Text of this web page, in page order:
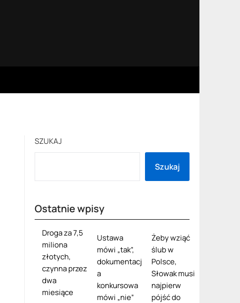
SZUKAJ
Szukaj
Ostatnie wpisy
Droga za 7,5
miliona
złotych,
czynna przez
dwa
miesiące
Ustawa
mówi „tak”,
dokumentacj
a
konkursowa
mówi „nie”
Żeby wziąć
ślub w
Polsce,
Słowak musi
najpierw
pójść do